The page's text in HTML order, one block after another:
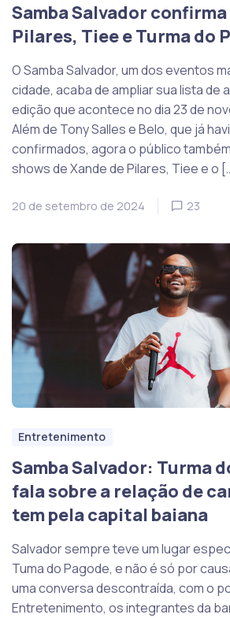
Samba Salvador confirma
Pilares, Tiee e Turma do
O Samba Salvador, um dos eventos
cidade, acaba de ampliar sua lista de
edição que acontece no dia 23 de
Além de Tony Salles e Belo, que já
confirmados, agora o público
shows de Xande de Pilares, Tiee e o
20 de setembro de 2024 23
Entretenimento
Samba Salvador: Turma
fala sobre a relação de
tem pela capital baiana
Salvador sempre teve um lugar
Tuma do Pagode, e não é só por
uma conversa descontraída, com o
Entretenimento, os integrantes da